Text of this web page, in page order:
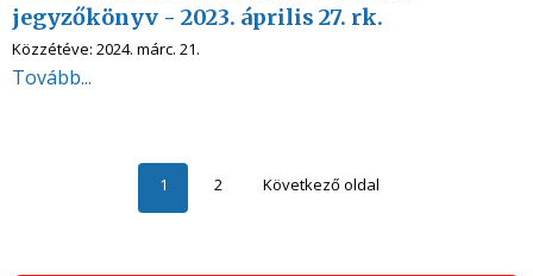
jegyzőkönyv - 2023. április 27. rk.
Közzétéve: 2024. márc. 21.
Tovább...
1 2 Következő oldal